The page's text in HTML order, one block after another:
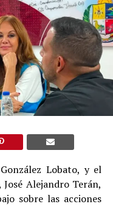
Lobato, y el
Alejandro Terán,
sobre las acciones